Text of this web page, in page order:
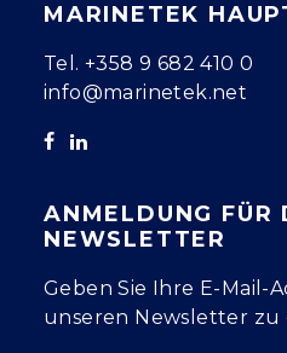
MARINETEK
Tel. +358 9 682 410 0
info@marinetek.net
ANMELDUNG FÜR
NEWSLETTER
Geben Sie Ihre E-Mail-
unseren Newsletter zu